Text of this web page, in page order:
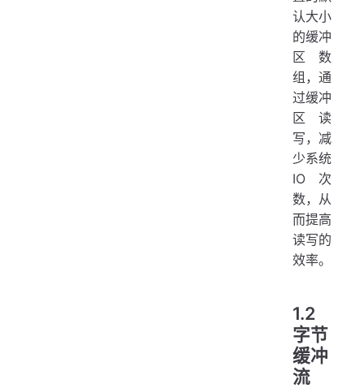
认大小
的缓冲
区数
组，通
过缓冲
区读
写，减
少系统
IO 次
数，从
而提高
读写的
效率。
1.2
字节
缓冲
流